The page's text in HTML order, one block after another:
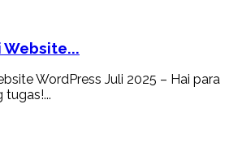
Website...
WordPress Juli 2025 – Hai para
tugas!...